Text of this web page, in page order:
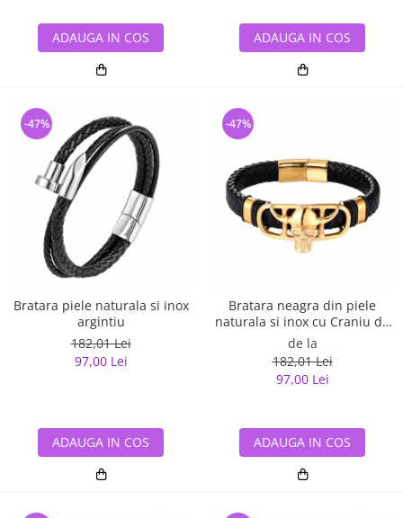
ADAUGA IN COS ADAUGA IN COS
Bratara piele naturala si inox
argintiu
182,01 Lei
97,00 Lei
-47%
ADAUGA IN COS
Bratara neagra din piele
naturala si inox cu Craniu de
Viking
de la
182,01 Lei
97,00 Lei
-47%
ADAUGA IN COS